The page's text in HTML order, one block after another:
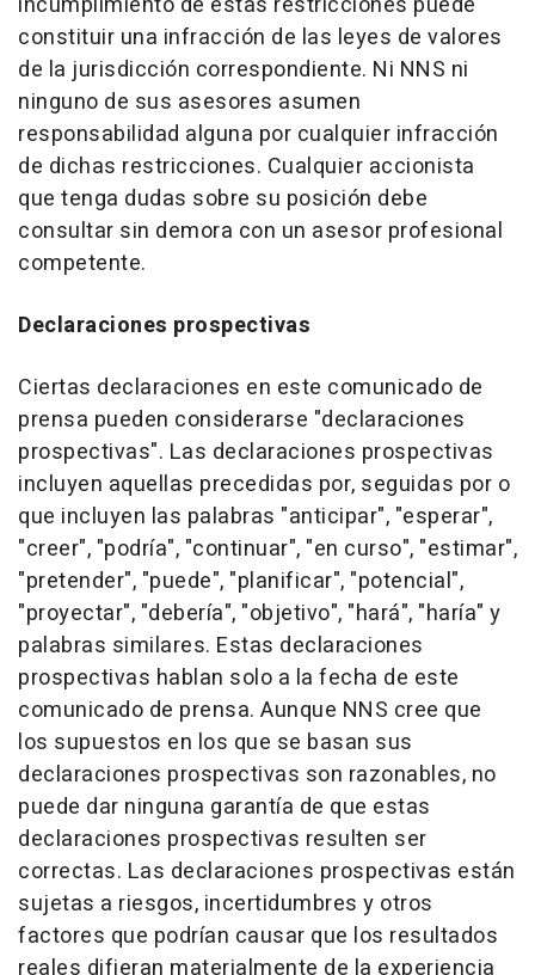
constituir una infracción de las leyes de valores
de la jurisdicción correspondiente. Ni NNS ni
ninguno de sus asesores asumen
responsabilidad alguna por cualquier infracción
de dichas restricciones. Cualquier accionista
que tenga dudas sobre su posición debe
consultar sin demora con un asesor profesional
competente.
Declaraciones prospectivas
Ciertas declaraciones en este comunicado de
prensa pueden considerarse "declaraciones
prospectivas". Las declaraciones prospectivas
incluyen aquellas precedidas por, seguidas por o
que incluyen las palabras "anticipar", "esperar",
"creer", "podría", "continuar", "en curso", "estimar",
"pretender", "puede", "planificar", "potencial",
"proyectar", "debería", "objetivo", "hará", "haría" y
palabras similares. Estas declaraciones
prospectivas hablan solo a la fecha de este
comunicado de prensa. Aunque NNS cree que
los supuestos en los que se basan sus
declaraciones prospectivas son razonables, no
puede dar ninguna garantía de que estas
declaraciones prospectivas resulten ser
correctas. Las declaraciones prospectivas están
sujetas a riesgos, incertidumbres y otros
factores que podrían causar que los resultados
reales difieran materialmente de la experiencia